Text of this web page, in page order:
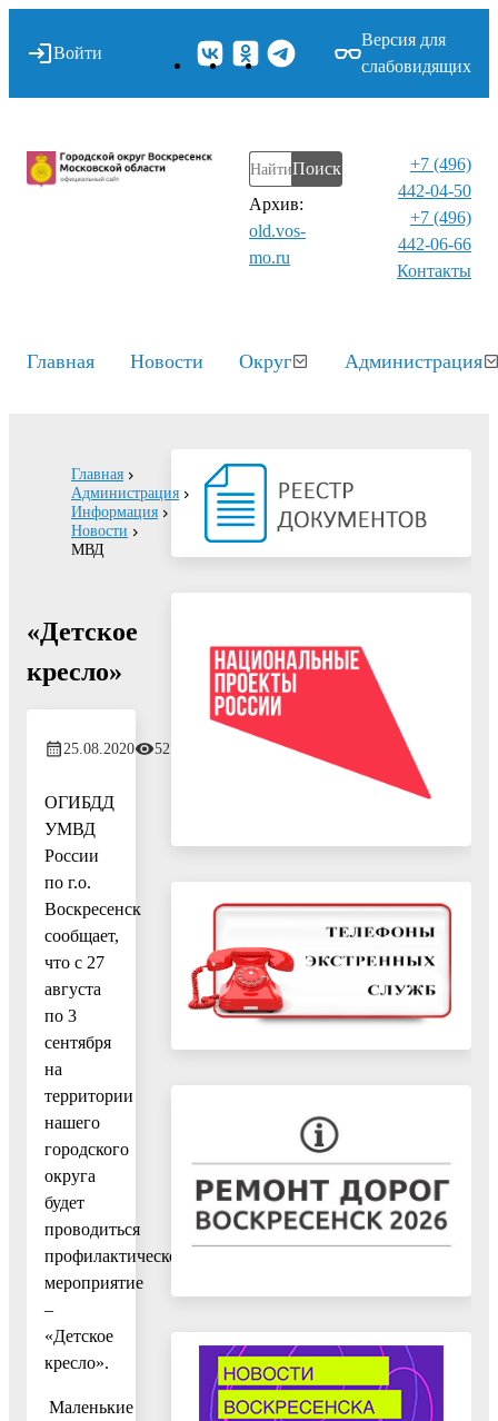
Войти
Версия для
слабовидящих
Поиск
Архив:
old.vos-
mo.ru
+7 (496)
442-04-50
+7 (496)
442-06-66
Контакты⁠
Главная Новости Округ Администрация
Главная
Администрация
Информация
Новости
МВД
«Детское
кресло»
25.08.2020 527
ОГИБДД
УМВД
России
по г.о.
Воскресенск
сообщает,
что с 27
августа
по 3
сентября
на
территории
нашего
городского
округа
будет
проводиться
профилактическое
мероприятие
–
«Детское
кресло».
Маленькие